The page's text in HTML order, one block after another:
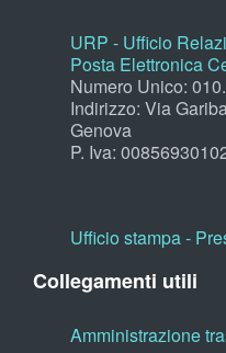
URP - Ufficio
Posta Elettronica
Numero Unico:
Indirizzo: Via
Genova
P. Iva:
Ufficio stampa -
Collegamenti utili
Amministrazione